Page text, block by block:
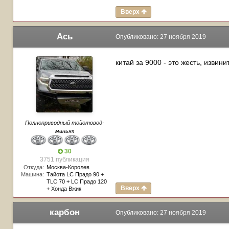
Вверх
Ась
Полноприводный тойотовод-
маньяк
30
3751 публикация
Откуда: Москва-Королев
Машина: Тайота LC Прадо 90 +
TLC 70 + LC Прадо 120
+ Хонда Вжик
Опубликовано: 27 ноября 2019
китай за 9000 - это жесть,
Вверх
карбон Опубликовано: 27 ноября 2019